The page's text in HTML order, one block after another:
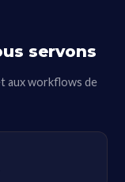
servons
aux workflows de